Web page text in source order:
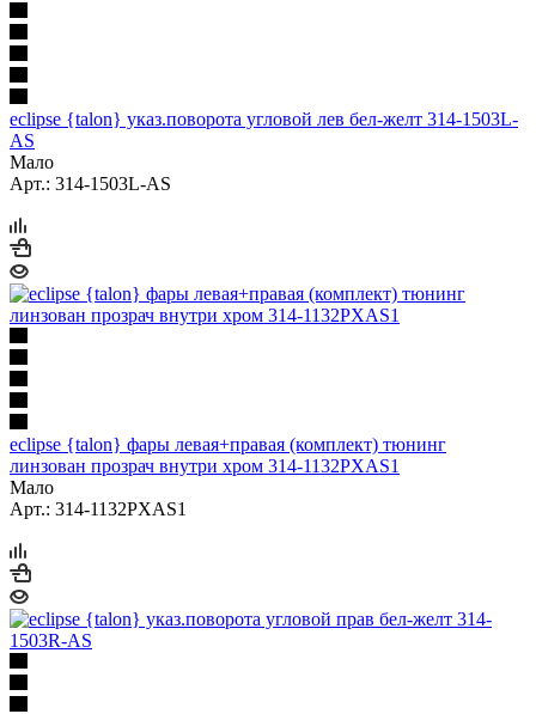
eclipse {talon} указ.поворота угловой лев бел-желт 314-1503L-
AS
Мало
Арт.: 314-1503L-AS
eclipse {talon} фары левая+правая (комплект) тюнинг
линзован прозрач внутри хром 314-1132PXAS1
Мало
Арт.: 314-1132PXAS1